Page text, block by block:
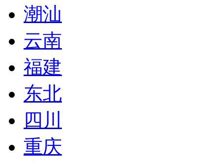
潮汕
云南
福建
东北
四川
重庆